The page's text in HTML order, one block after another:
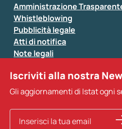
Tutti i campi sono
Si prega di non fornire dati di
esempio dati di contatto). Per
e per richiedere dati,
Amministrazione
Whistleblowing
Pubblicità legale
Atti di notifica
Note legali
Sistan
Altri servizi
Iscriviti alla nostra
Gli aggiornamenti di Istat ogni